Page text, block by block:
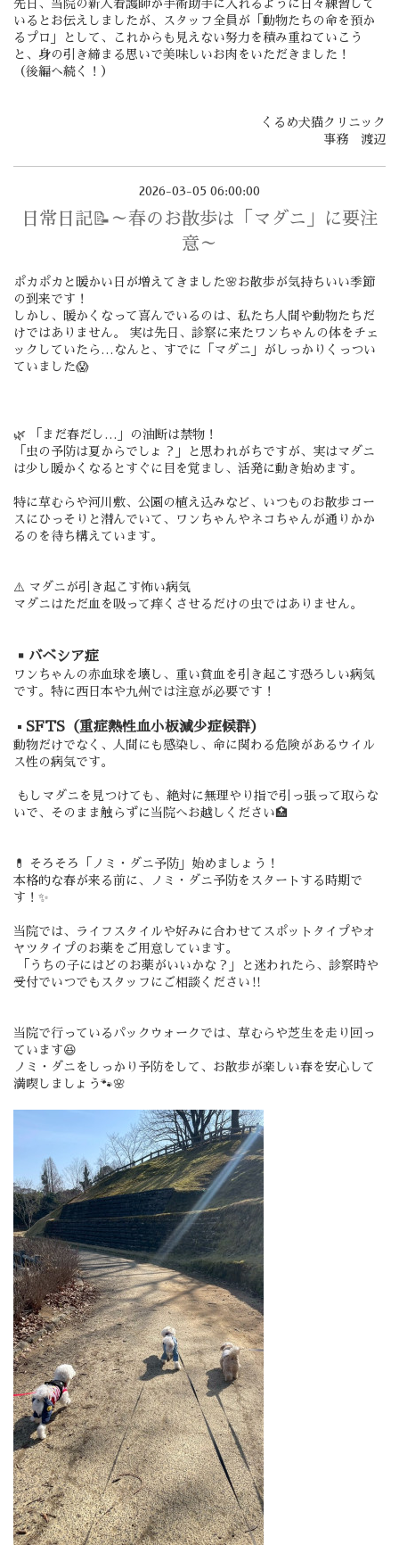
先日、当院の新人看護師が手術助手に入れるように日々練習して
いるとお伝えしましたが、スタッフ全員が「動物たちの命を預か
るプロ」として、これからも見えない努力を積み重ねていこう
と、身の引き締まる思いで美味しいお肉をいただきました！
（後編へ続く！）
くるめ犬猫クリニック
事務 渡辺
2026-03-05 06:00:00
日常日記📝～春のお散歩は「マダニ」に要注
意～
ポカポカと暖かい日が増えてきました🌸お散歩が気持ちいい季節
の到来です！
しかし、暖かくなって喜んでいるのは、私たち人間や動物たちだ
けではありません。 実は先日、診察に来たワンちゃんの体をチェ
ックしていたら…なんと、すでに「マダニ」がしっかりくっつい
ていました😱
🌿 「まだ春だし…」の油断は禁物！
「虫の予防は夏からでしょ？」と思われがちですが、実はマダニ
は少し暖かくなるとすぐに目を覚まし、活発に動き始めます。
特に草むらや河川敷、公園の植え込みなど、いつものお散歩コー
スにひっそりと潜んでいて、ワンちゃんやネコちゃんが通りかか
るのを待ち構えています。
⚠️ マダニが引き起こす怖い病気
マダニはただ血を吸って痒くさせるだけの虫ではありません。
▪️バベシア症
ワンちゃんの赤血球を壊し、重い貧血を引き起こす恐ろしい病気
です。特に西日本や九州では注意が必要です！
▪️ SFTS（重症熱性血小板減少症候群）
動物だけでなく、 人間にも感染 し、命に関わる危険があるウイル
ス性の病気です。
もしマダニを見つけても、 絶対に無理やり指で引っ張って取らな
いで、そのまま触らずに当院へお越しください🏥
💊 そろそろ「ノミ・ダニ予防」始めましょう！
本格的な春が来る前に、
ノミ・ダニ予防をスタートする時期 で
す！✨
当院では、ライフスタイルや好みに合わせてスポットタイプやオ
ヤツタイプのお薬をご用意しています。
「うちの子にはどのお薬がいいかな？」と迷われたら、診察時や
受付でいつでもスタッフにご相談ください‼️
当院で行っているパックウォークでは、草むらや芝生を走り回っ
ています😆
ノミ・ダニをしっかり予防をして、お散歩が楽しい春を安心して
満喫しましょう🐾🌸